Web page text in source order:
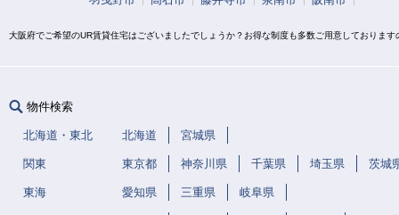
大阪府でご希望のUR賃貸住宅はございましたでしょうか？お得な制度も多数ご用意しておりま
物件検索
北海道・東北 北海道 宮城県
関東 東京都 神奈川県 千葉県 埼玉県 茨城
東海 愛知県 三重県 岐阜県